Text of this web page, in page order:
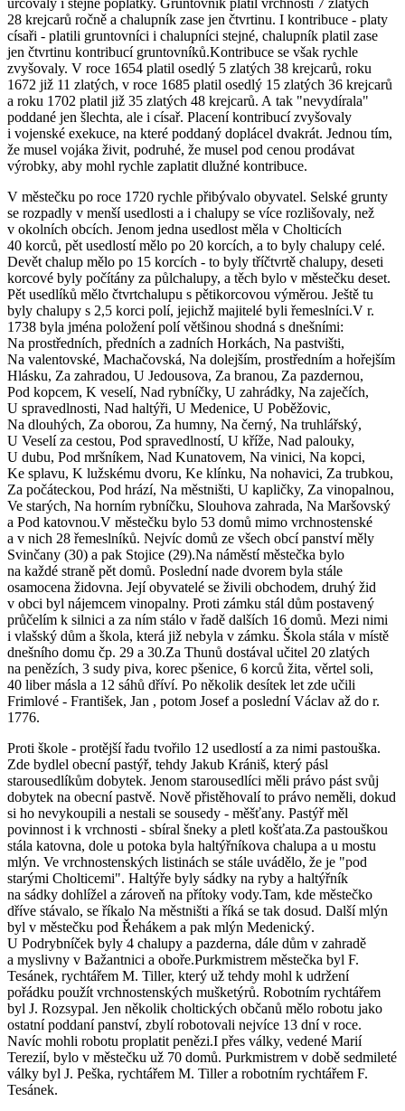
28 krejcarů ročně a chalupník zase jen čtvrtinu. I kontribuce - platy
císaři - platili gruntovníci i chalupníci stejné, chalupník platil zase
jen čtvrtinu kontribucí gruntovníků.Kontribuce se však rychle
zvyšovaly. V roce 1654 platil osedlý 5 zlatých 38 krejcarů, roku
1672 již 11 zlatých, v roce 1685 platil osedlý 15 zlatých 36 krejcarů
a roku 1702 platil již 35 zlatých 48 krejcarů. A tak "nevydírala"
poddané jen šlechta, ale i císař. Placení kontribucí zvyšovaly
i vojenské exekuce, na které poddaný doplácel dvakrát. Jednou tím,
že musel vojáka živit, podruhé, že musel pod cenou prodávat
výrobky, aby mohl rychle zaplatit dlužné kontribuce.
V městečku po roce 1720 rychle přibývalo obyvatel. Selské grunty
se rozpadly v menší usedlosti a i chalupy se více rozlišovaly, než
v okolních obcích. Jenom jedna usedlost měla v Cholticích
40 korců, pět usedlostí mělo po 20 korcích, a to byly chalupy celé.
Devět chalup mělo po 15 korcích - to byly tříčtvrtě chalupy, deseti
korcové byly počítány za půlchalupy, a těch bylo v městečku deset.
Pět usedlíků mělo čtvrtchalupu s pětikorcovou výměrou. Ještě tu
byly chalupy s 2,5 korci polí, jejichž majitelé byli řemeslníci.V r.
1738 byla jména položení polí většinou shodná s dnešními:
Na prostředních, předních a zadních Horkách, Na pastvišti,
Na valentovské, Machačovská, Na dolejším, prostředním a hořejším
Hlásku, Za zahradou, U Jedousova, Za branou, Za pazdernou,
Pod kopcem, K veselí, Nad rybníčky, U zahrádky, Na zaječích,
U spravedlnosti, Nad haltýři, U Medenice, U Poběžovic,
Na dlouhých, Za oborou, Za humny, Na černý, Na truhlářský,
U Veselí za cestou, Pod spravedlností, U kříže, Nad palouky,
U dubu, Pod mršníkem, Nad Kunatovem, Na vinici, Na kopci,
Ke splavu, K lužskému dvoru, Ke klínku, Na nohavici, Za trubkou,
Za počáteckou, Pod hrází, Na městništi, U kapličky, Za vinopalnou,
Ve starých, Na horním rybníčku, Slouhova zahrada, Na Maršovský
a Pod katovnou.V městečku bylo 53 domů mimo vrchnostenské
a v nich 28 řemeslníků. Nejvíc domů ze všech obcí panství měly
Svinčany (30) a pak Stojice (29).Na náměstí městečka bylo
na každé straně pět domů. Poslední nade dvorem byla stále
osamocena židovna. Její obyvatelé se živili obchodem, druhý žid
v obci byl nájemcem vinopalny. Proti zámku stál dům postavený
průčelím k silnici a za ním stálo v řadě dalších 16 domů. Mezi nimi
i vlašský dům a škola, která již nebyla v zámku. Škola stála v místě
dnešního domu čp. 29 a 30.Za Thunů dostával učitel 20 zlatých
na penězích, 3 sudy piva, korec pšenice, 6 korců žita, věrtel soli,
40 liber másla a 12 sáhů dříví. Po několik desítek let zde učili
Frimlové - František, Jan , potom Josef a poslední Václav až do r.
1776.
Proti škole - protější řadu tvořilo 12 usedlostí a za nimi pastouška.
Zde bydlel obecní pastýř, tehdy Jakub Krániš, který pásl
starousedlíkům dobytek. Jenom starousedlíci měli právo pást svůj
dobytek na obecní pastvě. Nově přistěhovalí to právo neměli, dokud
si ho nevykoupili a nestali se sousedy - měšťany. Pastýř měl
povinnost i k vrchnosti - sbíral šneky a pletl košťata.Za pastouškou
stála katovna, dole u potoka byla haltýřníkova chalupa a u mostu
mlýn. Ve vrchnostenských listinách se stále uvádělo, že je "pod
starými Cholticemi". Haltýře byly sádky na ryby a haltýřník
na sádky dohlížel a zároveň na přítoky vody.Tam, kde městečko
dříve stávalo, se říkalo Na městništi a říká se tak dosud. Další mlýn
byl v městečku pod Řehákem a pak mlýn Medenický.
U Podrybníček byly 4 chalupy a pazderna, dále dům v zahradě
a myslivny v Bažantnici a oboře.Purkmistrem městečka byl F.
Tesánek, rychtářem M. Tiller, který už tehdy mohl k udržení
pořádku použít vrchnostenských mušketýrů. Robotním rychtářem
byl J. Rozsypal. Jen několik choltických občanů mělo robotu jako
ostatní poddaní panství, zbylí robotovali nejvíce 13 dní v roce.
Navíc mohli robotu proplatit penězi.I přes války, vedené Marií
Terezií, bylo v městečku už 70 domů. Purkmistrem v době sedmileté
války byl J. Peška, rychtářem M. Tiller a robotním rychtářem F.
Tesánek.